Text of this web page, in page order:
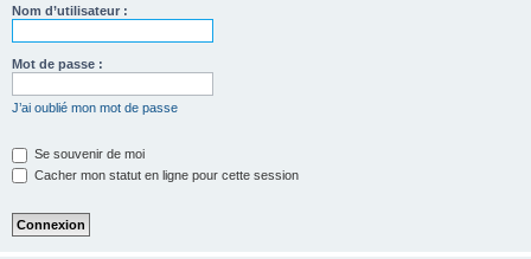
Nom d’utilisateur :
Mot de passe :
J’ai oublié mon mot de passe
Se souvenir de moi
Cacher mon statut en ligne pour cette session